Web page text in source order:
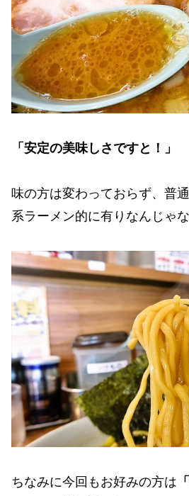
「安定の美味しさですと！」
味の方は変わっておらず、普
系ラーメン的に有りなんじゃ
ちなみに今回もお好みの方は